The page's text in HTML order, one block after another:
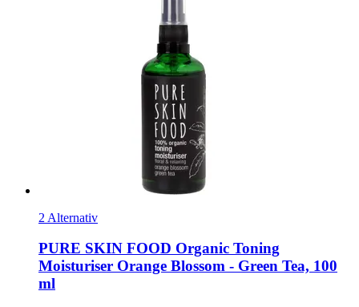
2 Alternativ
PURE SKIN FOOD Organic Toning
Moisturiser Orange Blossom -​ Green Tea, 100
ml